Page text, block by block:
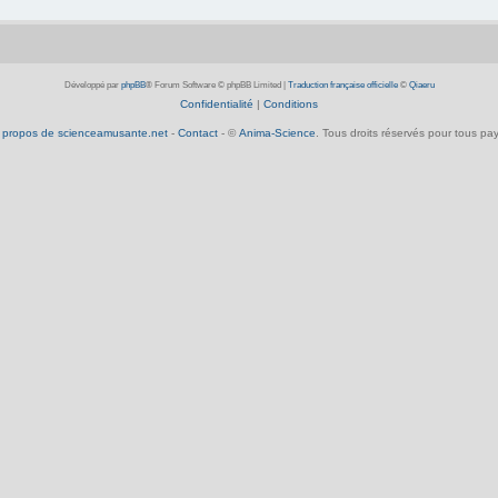
Développé par phpBB® Forum Software © phpBB Limited Traduction française officielle© Qiaeru
Confidentialité | Conditions
propos de scienceamusante.net- Contact- © Anima-Science . Tous droits réservés pour tous